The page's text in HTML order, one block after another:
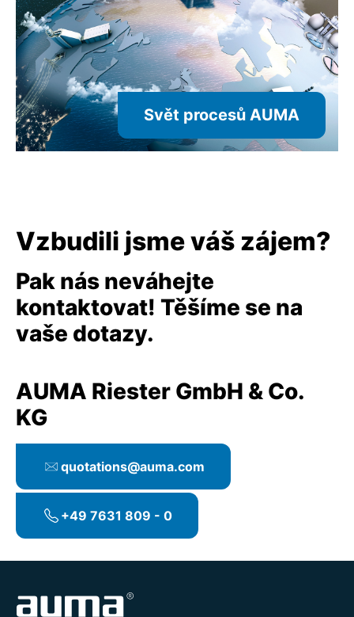
Svět procesů AUMA
Vzbudili jsme váš zájem?
Pak nás neváhejte
kontaktovat! Těšíme se na
vaše dotazy.
AUMA Riester GmbH & Co.
KG
quotations@auma.com
+49 7631 809 - 0